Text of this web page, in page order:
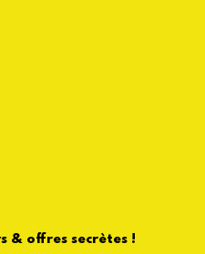
& offres secrètes !